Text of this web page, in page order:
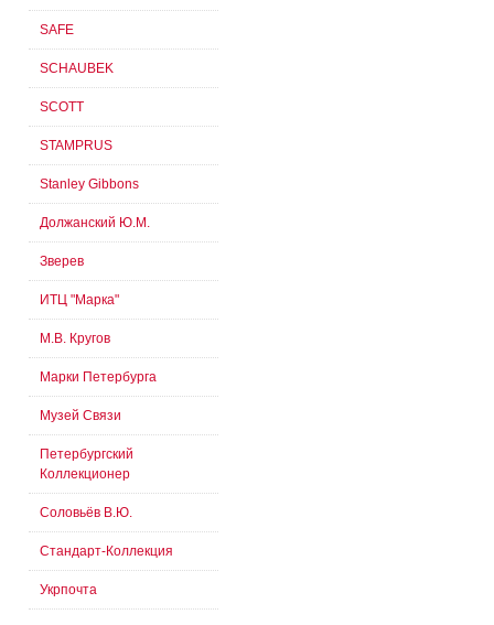
SAFE
SCHAUBEK
SCOTT
STAMPRUS
Stanley Gibbons
Должанский Ю.М.
Зверев
ИТЦ "Марка"
М.В. Кругов
Марки Петербурга
Музей Связи
Петербургский
Коллекционер
Соловьёв В.Ю.
Стандарт-Коллекция
Укрпочта